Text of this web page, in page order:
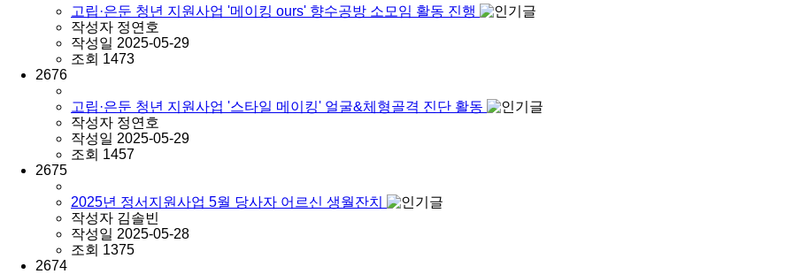
고립·은둔 청년 지원사업 '메이킹 ours' 향수공방 소모임 활동 진행
작성자 정연호
작성일 2025-05-29
조회 1473
2676
고립·은둔 청년 지원사업 '스타일 메이킹' 얼굴&체형골격 진단 활동
작성자 정연호
작성일 2025-05-29
조회 1457
2675
2025년 정서지원사업 5월 당사자 어르신 생월잔치
작성자 김솔빈
작성일 2025-05-28
조회 1375
2674